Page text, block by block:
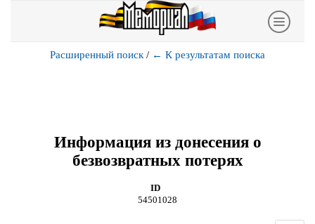
Расширенный поиск / ← К результатам поиска
Информация из донесения о
безвозвратных потерях
ID
54501028